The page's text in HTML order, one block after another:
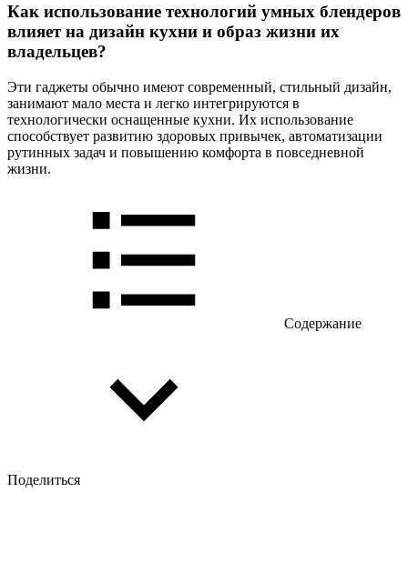
Как использование технологий умных блендеров
влияет на дизайн кухни и образ жизни их
владельцев?
Эти гаджеты обычно имеют современный, стильный дизайн,
занимают мало места и легко интегрируются в
технологически оснащенные кухни. Их использование
способствует развитию здоровых привычек, автоматизации
рутинных задач и повышению комфорта в повседневной
жизни.
Содержание
Поделиться